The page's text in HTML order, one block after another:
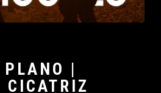
|
CICATRIZ